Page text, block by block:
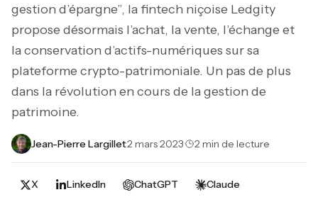
gestion d’épargne”, la fintech niçoise Ledgity
propose désormais l’achat, la vente, l’échange et
la conservation d’actifs-numériques sur sa
plateforme crypto-patrimoniale. Un pas de plus
dans la révolution en cours de la gestion de
patrimoine.
Jean-Pierre Largillet·2 mars 2023· 2 min de lecture
X LinkedIn ChatGPT Claude